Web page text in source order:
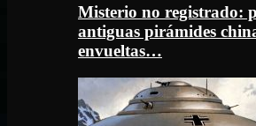
Misterio no registrado:
antiguas pirámides
envueltas…